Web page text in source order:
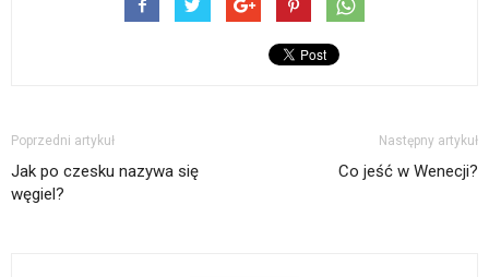
Poprzedni artykuł
Jak po czesku nazywa się
węgiel?
Następny artykuł
Co jeść w Wenecji?